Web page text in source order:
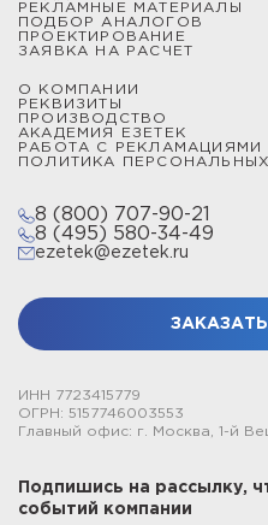
РЕКЛАМНЫЕ МАТЕРИАЛЫ
ПОДБОР АНАЛОГОВ
ПРОЕКТИРОВАНИЕ
ЗАЯВКА НА РАСЧЕТ
О КОМПАНИИ
РЕКВИЗИТЫ
ПРОИЗВОДСТВО
АКАДЕМИЯ ЕЗЕТЕК
РАБОТА С РЕКЛАМАЦИЯМИ
ПОЛИТИКА
8 (800) 707-90-21
8 (495) 580-34-49
ezetek@ezetek.ru
ИНН 7723415779
ОГРН: 5157746003553
Главный офис: г. Москва, 1-й
Подпишись на рассылку,
событий компании